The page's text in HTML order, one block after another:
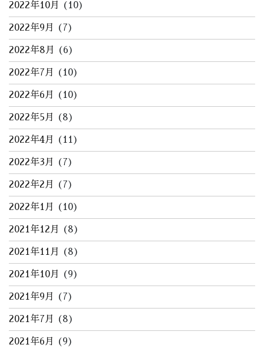
2022年10月 (10)
2022年9月 (7)
2022年8月 (6)
2022年7月 (10)
2022年6月 (10)
2022年5月 (8)
2022年4月 (11)
2022年3月 (7)
2022年2月 (7)
2022年1月 (10)
2021年12月 (8)
2021年11月 (8)
2021年10月 (9)
2021年9月 (7)
2021年7月 (8)
2021年6月 (9)